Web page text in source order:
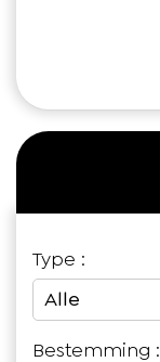
Type :
Alle
Bestemming :